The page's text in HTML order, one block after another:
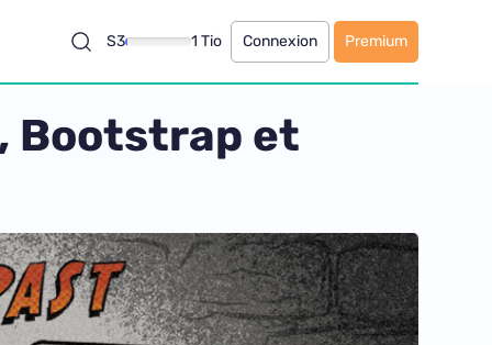
S3 1 Tio Connexion Premium
Bootstrap et